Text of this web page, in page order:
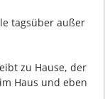
tagsüber außer
zu Hause, der
Haus und eben